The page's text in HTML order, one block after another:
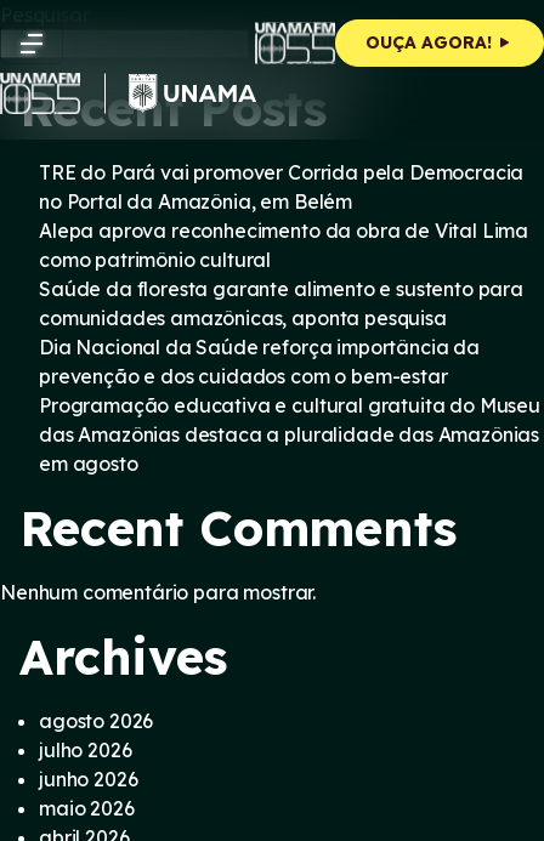
content
OUÇA AGORA!
Pesquisar
Pesquisar
Recent Posts
TRE do Pará vai promover Corrida pela Democracia
no Portal da Amazônia, em Belém
Alepa aprova reconhecimento da obra de Vital Lima
como patrimônio cultural
Saúde da floresta garante alimento e sustento para
comunidades amazônicas, aponta pesquisa
Dia Nacional da Saúde reforça importância da
prevenção e dos cuidados com o bem-estar
Programação educativa e cultural gratuita do Museu
das Amazônias destaca a pluralidade das Amazônias
em agosto
Recent Comments
Nenhum comentário para mostrar.
Archives
agosto 2026
julho 2026
junho 2026
maio 2026